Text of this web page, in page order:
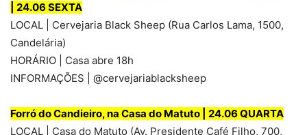
24.06 SEXTA
LOCAL | Cervejaria Black Sheep (Rua Carlos Lama, 1500,
Candelária)
HORÁRIO | Casa abre 18h
INFORMAÇÕES | @cervejariablacksheep
Forró do Candieiro, na Casa do Matuto | 24.06 QUARTA
LOCAL | Casa do Matuto (Av. Presidente Café Filho, 700,